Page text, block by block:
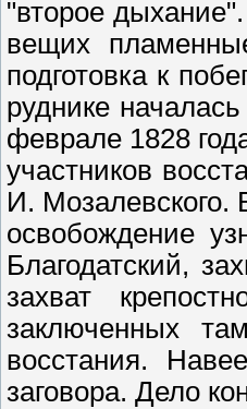
"второе
вещих
подготовка к
руднике
феврале 1828
участников
И. Мозалевского.
освобождение
Благодатский,
захват
заключенных
восстания.
заговора. Дело